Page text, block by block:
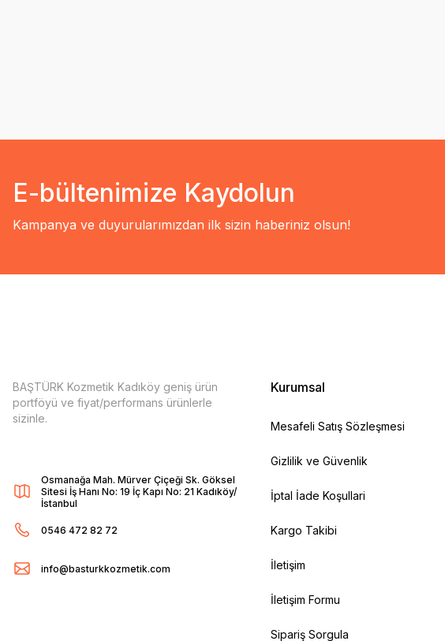
E-bültenimize Kaydolun
Kampanya ve duyurularımızdan ilk sizin haberiniz olsun!
BAŞTÜRK Kozmetik Kadıköy geniş ürün
portföyü ve fiyat/performans ürünlerle
sizinle.
Osmanağa Mah. Mürver Çiçeği Sk. Göksel
Sitesi İş Hanı No: 19 İç Kapı No: 21 Kadıköy/
İstanbul
0546 472 82 72
info@basturkkozmetik.com
Kurumsal
Mesafeli Satış Sözleşmesi
Gizlilik ve Güvenlik
İptal İade Koşullari
Kargo Takibi
İletişim
İletişim Formu
Sipariş Sorgula